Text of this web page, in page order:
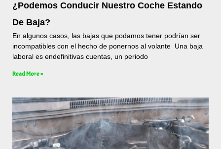
¿Podemos Conducir Nuestro Coche Estando
De Baja?
En algunos casos, las bajas que podamos tener podrían ser
incompatibles con el hecho de ponernos al volante Una baja
laboral es endefinitivas cuentas, un periodo
Read More »